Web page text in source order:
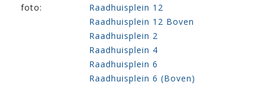
foto:
Raadhuisplein 12
Raadhuisplein 12 Boven
Raadhuisplein 2
Raadhuisplein 4
Raadhuisplein 6
Raadhuisplein 6 (Boven)